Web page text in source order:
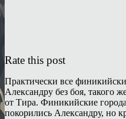
Rate this post
Практически все
Александру без боя, такого
от Тира. Финикийские
покорились Александру, но